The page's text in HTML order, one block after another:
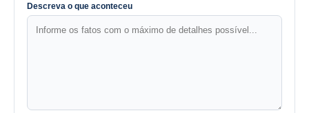
Descreva o que aconteceu